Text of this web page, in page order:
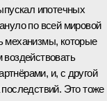
ипотечных
по всей мировой
механизмы, которые
и, с другой
Это тоже